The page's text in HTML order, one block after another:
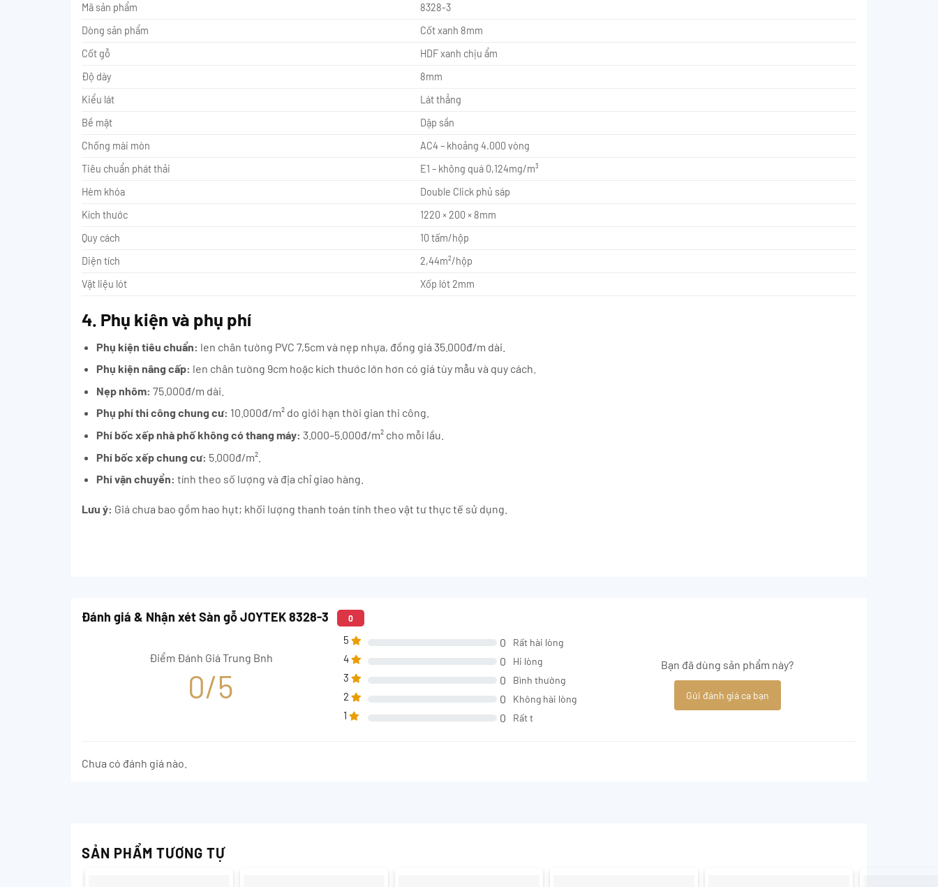
Mã sản phẩm
8328-3
Dòng sản phẩm
Cốt xanh 8mm
Cốt gỗ
HDF xanh chịu ẩm
Độ dày
8mm
Kiểu lát
Lát thẳng
Bề mặt
Dập sần
Chống mài mòn
AC4 – khoảng 4.000 vòng
Tiêu chuẩn phát thải
E1 – không quá 0,124mg/m³
Hèm khóa
Double Click phủ sáp
Kích thước
1220 × 200 × 8mm
Quy cách
10 tấm/hộp
Diện tích
2,44m²/hộp
Vật liệu lót
Xốp lót 2mm
4. Phụ kiện và phụ phí
Phụ kiện tiêu chuẩn: len chân tường PVC 7,5cm và nẹp nhựa, đồng giá 35.000đ/m dài.
Phụ kiện nâng cấp: len chân tường 9cm hoặc kích thước lớn hơn có giá tùy mẫu và quy cách.
Nẹp nhôm: 75.000đ/m dài.
Phụ phí thi công chung cư: 10.000đ/m² do giới hạn thời gian thi công.
Phí bốc xếp nhà phố không có thang máy: 3.000–5.000đ/m² cho mỗi lầu.
Phí bốc xếp chung cư: 5.000đ/m².
Phí vận chuyển: tính theo số lượng và địa chỉ giao hàng.
Lưu ý: Giá chưa bao gồm hao hụt; khối lượng thanh toán tính theo vật tư thực tế sử dụng.
Đánh giá & Nhận xét Sàn gỗ JOYTEK 8328-3 0
Điểm Đánh Giá Trung Bnh
0/5
5 0 Rất hài lòng
4 0 Hi lòng
3 0 Bình thường
2 0 Không hài lòng
1 0 Rất t
Bạn đã dùng sản phẩm này?
Gửi đánh giá ca bạn
Chưa có đánh giá nào.
SẢN PHẨM TƯƠNG TỰ